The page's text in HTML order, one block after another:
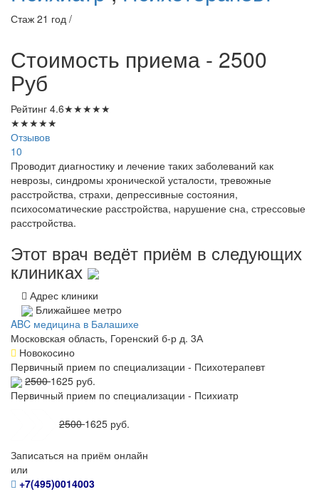
Стаж 21 год /
Стоимость приема - 2500
Руб
Рейтинг 4.6★★★★★
★★★★★
Отзывов
10
Проводит диагностику и лечение таких заболеваний как
неврозы, синдромы хронической усталости, тревожные
расстройства, страхи, депрессивные состояния,
психосоматические расстройства, нарушение сна, стрессовые
расстройства.
Этот врач ведёт приём в следующих
клиниках
Адрес клиники
Ближайшее метро
ABC медицина в Балашихе
Московская область, Горенский б-р д. 3А
Новокосино
Первичный прием по специализации - Психотерапевт
25001625 руб.
Первичный прием по специализации - Психиатр
25001625 руб.
Записаться на приём онлайн
или
+7(495)0014003